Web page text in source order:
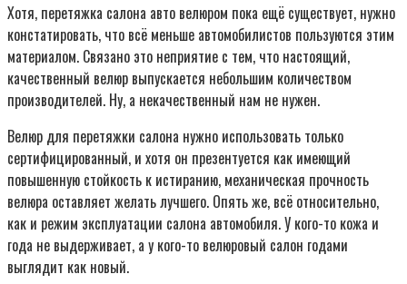
Хотя, перетяжка салона авто велюром пока ещё существует, нужно
констатировать, что всё меньше автомобилистов пользуются этим
материалом. Связано это неприятие с тем, что настоящий,
качественный велюр выпускается небольшим количеством
производителей. Ну, а некачественный нам не нужен.
Велюр для перетяжки салона нужно использовать только
сертифицированный, и хотя он презентуется как имеющий
повышенную стойкость к истиранию, механическая прочность
велюра оставляет желать лучшего. Опять же, всё относительно,
как и режим эксплуатации салона автомобиля. У кого-то кожа и
года не выдерживает, а у кого-то велюровый салон годами
выглядит как новый.